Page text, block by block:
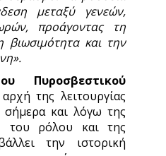
μεταξύ γενεών,
προάγοντας τη
βιωσιμότητα και την
Πυροσβεστικού
της λειτουργίας
και λόγω της
του ρόλου και της
την ιστορική